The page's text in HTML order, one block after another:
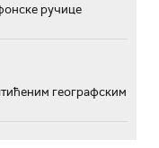
ручице
географским